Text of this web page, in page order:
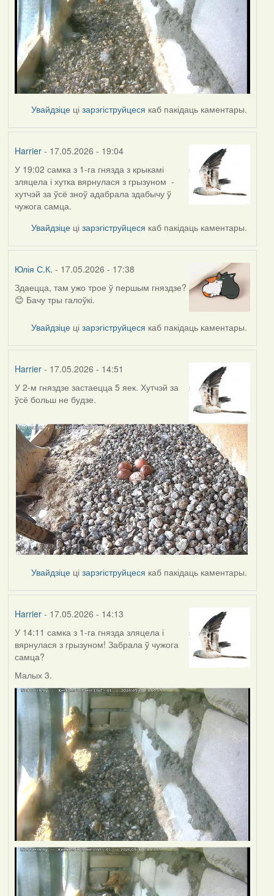
Увайдзіце цізарэгіструйцеся каб пакідаць каментары.
Harrier- 17.05.2026 - 19:04
У 19:02 самка з 1-га гнязда з крыкамі
зляцела і хутка вярнулася з грызуном -
хутчэй за ўсё зноў адабрала здабычу ў
чужога самца.
Увайдзіце цізарэгіструйцеся каб пакідаць каментары.
Юлія С.К. - 17.05.2026 - 17:38
Здаецца, там ужо трое ў першым гняздзе?
😊 Бачу тры галоўкі.
Увайдзіце цізарэгіструйцеся каб пакідаць каментары.
Harrier- 17.05.2026 - 14:51
У 2-м гняздзе застаецца 5 яек. Хутчэй за
ўсё больш не будзе.
Увайдзіце цізарэгіструйцеся каб пакідаць каментары.
Harrier- 17.05.2026 - 14:13
У 14:11 самка з 1-га гнязда зляцела і
вярнулася з грызуном! Забрала ў чужога
самца?
Малых 3.